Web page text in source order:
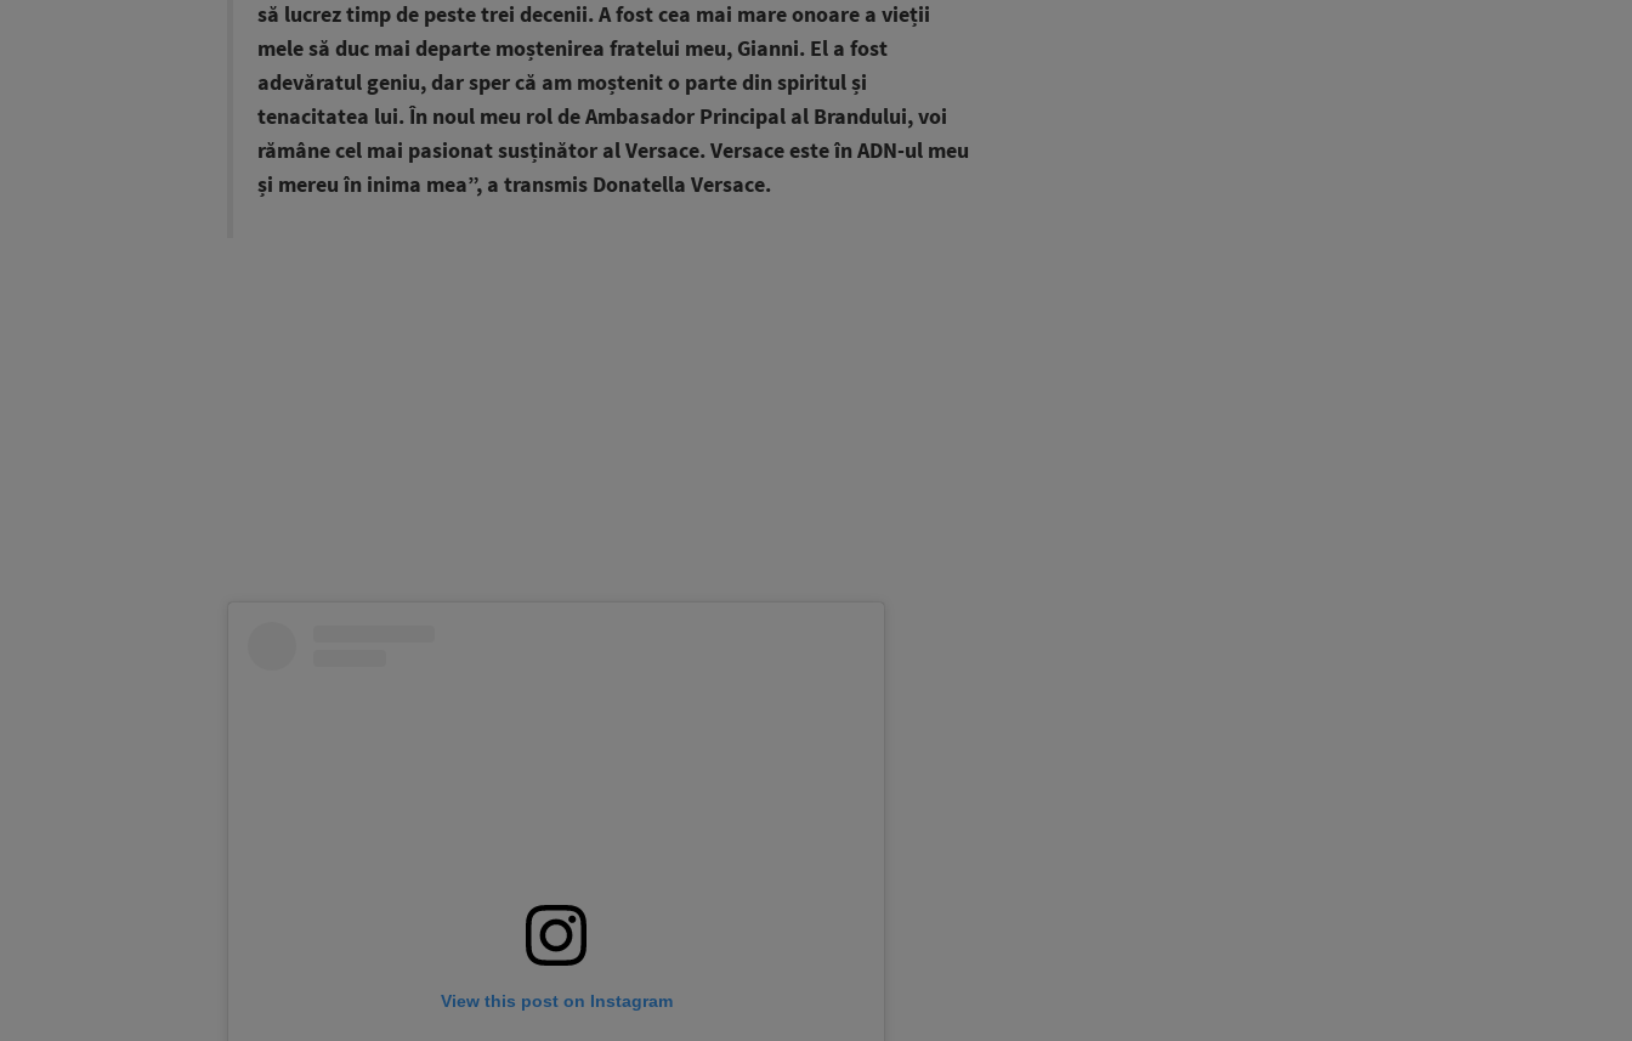
să lucrez timp de peste trei decenii. A fost cea mai mare onoare a vieții
mele să duc mai departe moștenirea fratelui meu, Gianni. El a fost
adevăratul geniu, dar sper că am moștenit o parte din spiritul și
tenacitatea lui. În noul meu rol de Ambasador Principal al Brandului, voi
rămâne cel mai pasionat susținător al Versace. Versace este în ADN-ul meu
și mereu în inima mea”, a transmis Donatella Versace.
View this post on Instagram